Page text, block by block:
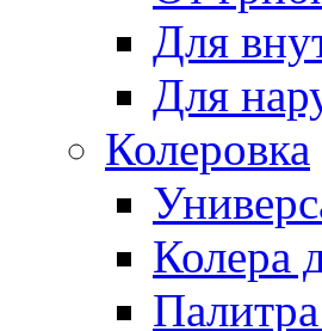
Для
Для
Колеровка
Колера